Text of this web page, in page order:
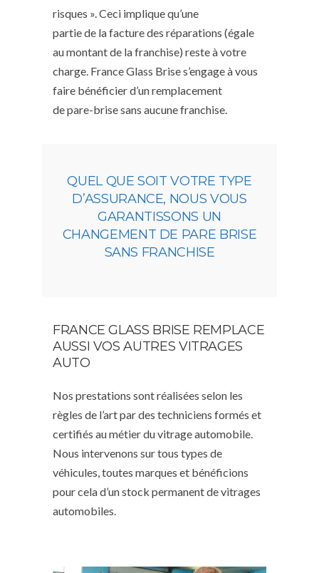
risques ». Ceci implique qu’une
partie de la facture des réparations (égale
au montant de la franchise) reste à votre
charge. France Glass Brise s’engage à vous
faire bénéficier d’un remplacement
de pare-brise sans aucune franchise.
QUEL QUE SOIT VOTRE TYPE
D’ASSURANCE, NOUS VOUS
GARANTISSONS UN
CHANGEMENT DE PARE BRISE
SANS FRANCHISE
FRANCE GLASS BRISE REMPLACE
AUSSI VOS AUTRES VITRAGES
AUTO
Nos prestations sont réalisées selon les
règles de l’art par des techniciens formés et
certifiés au métier du vitrage automobile.
Nous intervenons sur tous types de
véhicules, toutes marques et bénéficions
pour cela d’un stock permanent de vitrages
automobiles.